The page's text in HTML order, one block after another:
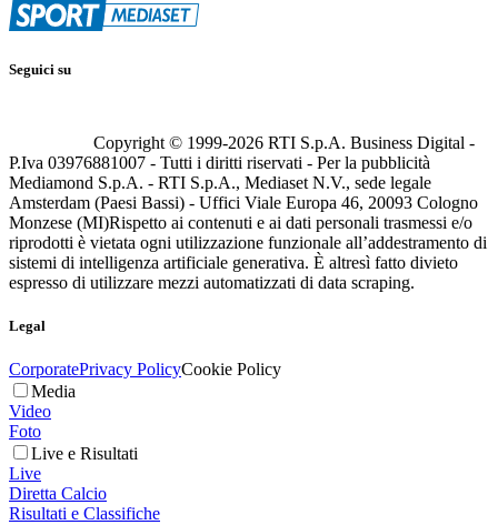
Seguici su
Copyright © 1999-2026 RTI S.p.A. Business Digital -
P.Iva 03976881007 - Tutti i diritti riservati - Per la pubblicità
Mediamond S.p.A. - RTI S.p.A., Mediaset N.V., sede legale
Amsterdam (Paesi Bassi) - Uffici Viale Europa 46, 20093 Cologno
Monzese (MI)Rispetto ai contenuti e ai dati personali trasmessi e/o
riprodotti è vietata ogni utilizzazione funzionale all’addestramento di
sistemi di intelligenza artificiale generativa. È altresì fatto divieto
espresso di utilizzare mezzi automatizzati di data scraping.
Legal
CorporatePrivacy PolicyCookie Policy
Media
Video
Foto
Live e Risultati
Live
Diretta Calcio
Risultati e Classifiche